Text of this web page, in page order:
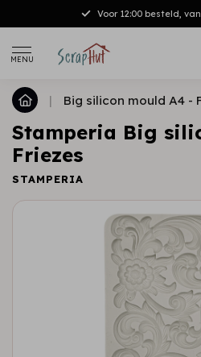
Voor 12:00 besteld,
MENU
| Big silicon mould A4 -
Stamperia Big
Friezes
STAMPERIA